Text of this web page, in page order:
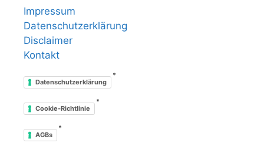
Impressum
Datenschutzerklärung
Disclaimer
Kontakt
Datenschutzerklärung
*
Cookie-Richtlinie
*
AGBs
*